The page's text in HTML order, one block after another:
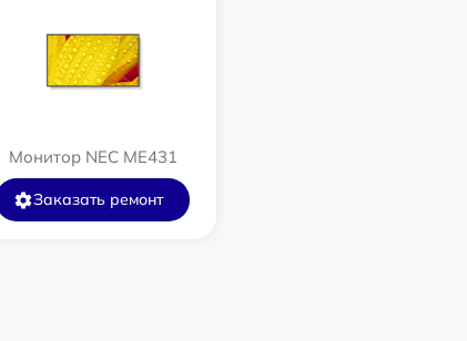
Монитор NEC ME431
Заказать ремонт